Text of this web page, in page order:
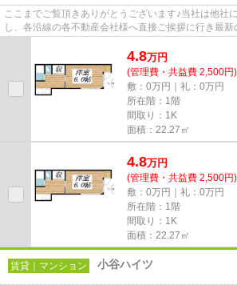
ここまでご覧頂きありがとうございます♪当社は他社
し、各沿線の各不動産会社様へ直接ご挨拶に行き最
4.8万円
(管理費・共益費 2,500円)
敷：0万円｜礼：0万円
所在階：1階
間取り：1K
面積：22.27㎡
4.8万円
(管理費・共益費 2,500円)
敷：0万円｜礼：0万円
所在階：1階
間取り：1K
面積：22.27㎡
賃貸｜マンション 小谷ハイツ